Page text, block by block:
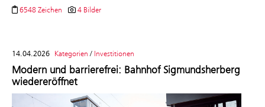
6548 Zeichen 4 Bilder
14.04.2026 Kategorien / Investitionen
Modern und barrierefrei: Bahnhof Sigmundsherberg
wiedereröffnet